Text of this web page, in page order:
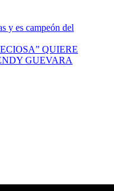
y es campeón del
QUIERE
GUEVARA